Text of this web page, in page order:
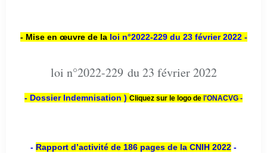
- Mise en œuvre de la loi n°2022-229 du 23 février 2022 -
loi n°2022-229 du 23 février 2022
- Dossier Indemnisation ) Cliquez sur le logo de l'ONACVG -
- Rapport d’activité de 186 pages de la CNIH 2022 -